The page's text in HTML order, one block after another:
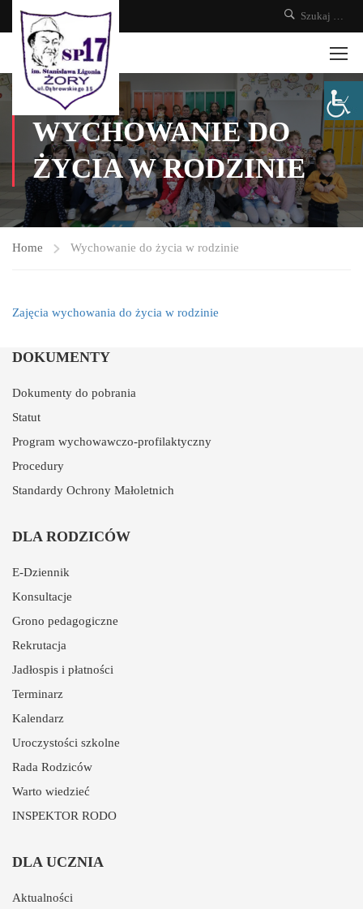
WYCHOWANIE DO
ŻYCIA W RODZINIE
Home Wychowanie do życia w rodzinie
Zajęcia wychowania do życia w rodzinie
DOKUMENTY
Dokumenty do pobrania
Statut
Program wychowawczo-profilaktyczny
Procedury
Standardy Ochrony Małoletnich
DLA RODZICÓW
E-Dziennik
Konsultacje
Grono pedagogiczne
Rekrutacja
Jadłospis i płatności
Terminarz
Kalendarz
Uroczystości szkolne
Rada Rodziców
Warto wiedzieć
INSPEKTOR RODO
DLA UCZNIA
Aktualności